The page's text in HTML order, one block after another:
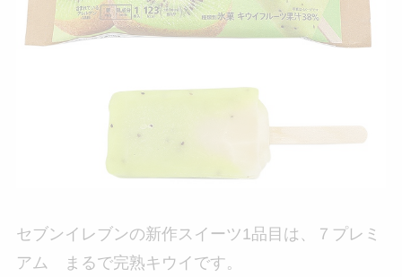
セブンイレブンの新作スイーツ1品目は、７プレミ
アム まるで完熟キウイです。